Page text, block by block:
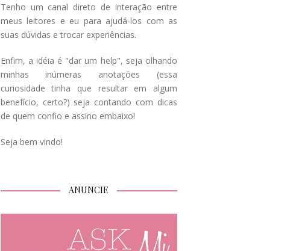
Tenho um canal direto de interação entre
meus leitores e eu para ajudá-los com as
suas dúvidas e trocar experiências.
Enfim, a idéia é "dar um help", seja olhando
minhas inúmeras anotações (essa
curiosidade tinha que resultar em algum
benefício, certo?) seja contando com dicas
de quem confio e assino embaixo!
Seja bem vindo!
ANUNCIE